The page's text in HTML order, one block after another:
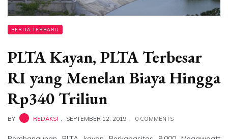
BERITA TERBARU
PLTA Kayan, PLTA Terbesar
RI yang Menelan Biaya Hingga
Rp340 Triliun
BY REDAKSI SEPTEMBER 12, 2019 0 COMMENTS